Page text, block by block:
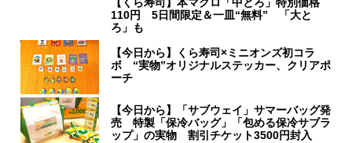
【くら寿司】本マグロ「中とろ」特別価格
110円 5日間限定＆一皿“無料” 「大と
ろ」も
【今日から】くら寿司×ミニオンズ初コラ
ボ “実物”オリジナルステッカー、クリアポ
ーチ
【今日から】「サブウェイ」サマーバッグ発
売 特製「保冷バッグ」「包める保冷サブラ
ップ」の実物 割引チケット3500円封入